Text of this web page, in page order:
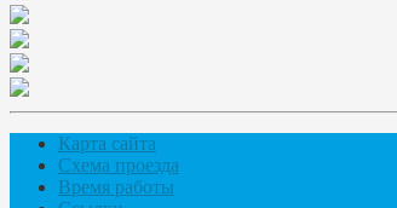
Карта сайта
Схема проезда
Время работы